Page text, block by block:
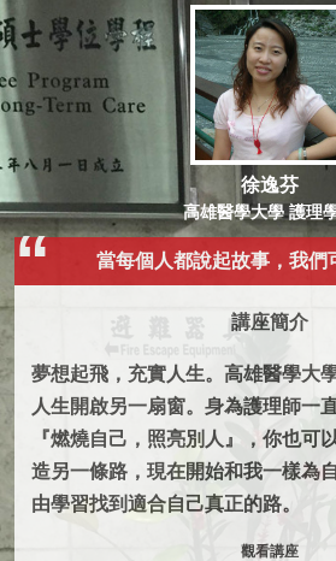
徐逸芬
高雄醫學大學 護理
當每個人都說起故事，我們
講座簡介
夢想起飛，充實人生。高雄醫學大
人生開啟另一扇窗。身為護理師一
『燃燒自己，照亮別人』，你也可
造另一條路，現在開始和我一樣為
由學習找到適合自己真正的路。
觀看講座